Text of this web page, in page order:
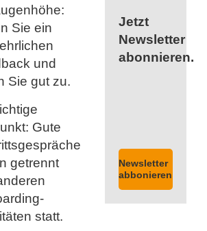
Sie ein
und
Sie gut zu.
Gute
getrennt
statt.
Jetzt
Newsletter
abonnieren.
Newsletter
abbonieren